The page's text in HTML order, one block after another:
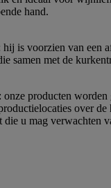
hand.
hij is voorzien van een
samen met de
onze producten worden
over
u mag verwachten